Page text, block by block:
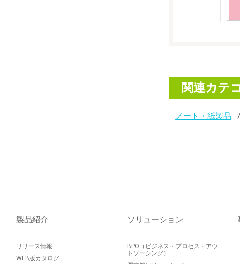
関連カテ
ノート・紙製品
製品紹介
リリース情報
WEB版カタログ
ソリューション
BPO（ビジネス・プロセス・アウ
トソーシング）